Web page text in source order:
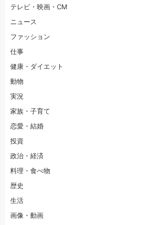
テレビ・映画・CM
ニュース
ファッション
仕事
健康・ダイエット
動物
実況
家族・子育て
恋愛・結婚
投資
政治・経済
料理・食べ物
歴史
生活
画像・動画